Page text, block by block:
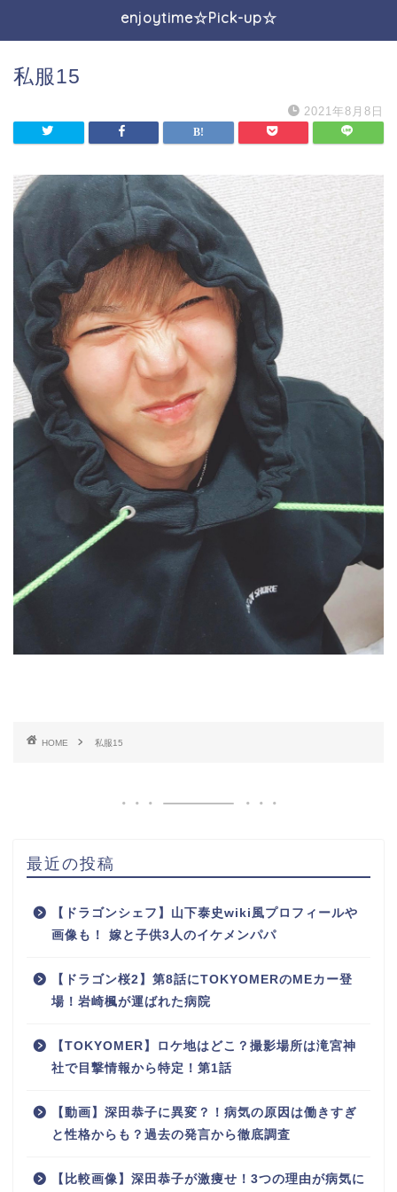
enjoytime☆Pick-up☆
私服15
2021年8月8日
HOME 私服15
最近の投稿
【ドラゴンシェフ】山下泰史wiki風プロフィールや
画像も！ 嫁と子供3人のイケメンパパ
【ドラゴン桜2】第8話にTOKYOMERのMEカー登
場！岩崎楓が運ばれた病院
【TOKYOMER】ロケ地はどこ？撮影場所は滝宮神
社で目撃情報から特定！第1話
【動画】深田恭子に異変？！病気の原因は働きすぎ
と性格からも？過去の発言から徹底調査
【比較画像】深田恭子が激痩せ！3つの理由が病気に